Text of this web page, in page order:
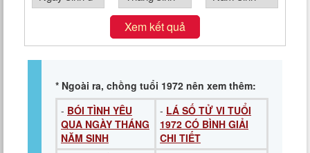
Xem kết quả
* Ngoài ra, chồng tuổi 1972 nên xem thêm:
- BÓI TÌNH YÊU
QUA NGÀY THÁNG
NĂM SINH
- LÁ SỐ TỬ VI TUỔI
1972 CÓ BÌNH GIẢI
CHI TIẾT